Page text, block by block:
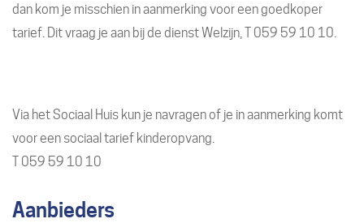
dan kom je misschien in aanmerking voor een goedkoper
tarief. Dit vraag je aan bij de dienst Welzijn, T 059 59 10 10.
Via het Sociaal Huis kun je navragen of je in aanmerking komt
voor een sociaal tarief kinderopvang.
T 059 59 10 10
Aanbieders